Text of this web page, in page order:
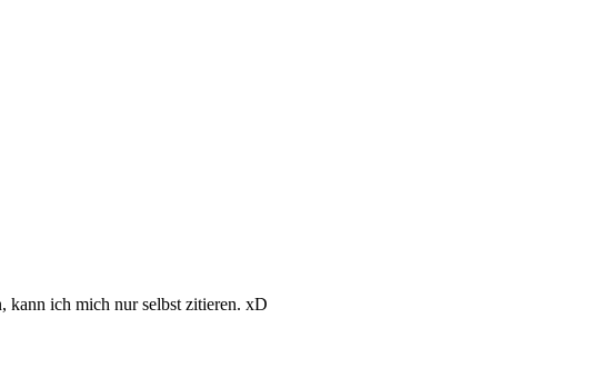
kann ich mich nur selbst zitieren. xD